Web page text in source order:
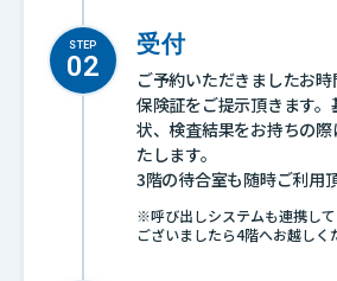
STEP 受付
ご予約いただきましたお
保険証をご提示頂きます
状、検査結果をお持ちの
たします。
3階の待合室も随時ご利用
※呼び出しシステムも連携し
ございましたら4階へお越しく